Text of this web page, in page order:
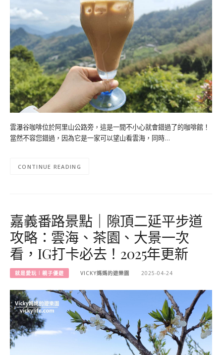
雲瀑谷咖啡位於阿里山公路旁，這是一間不小心就會錯過了的咖啡館！
當然不容您錯過，因為它是一家可以望山看雲海，同時…
CONTINUE READING
嘉義番路景點｜隙頂二延平步道
攻略：雲海、茶園、大景一次
看，IG打卡必去！2025年更新
就是愛玩︱親子優遊 VICKY媽媽的遊樂園 2025-04-24